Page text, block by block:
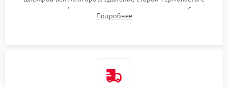
кристалла графического чипа и термопрокладок с банок
памяти и зоны VRM. Очистка платы от пыли и окислов.
Подробнее